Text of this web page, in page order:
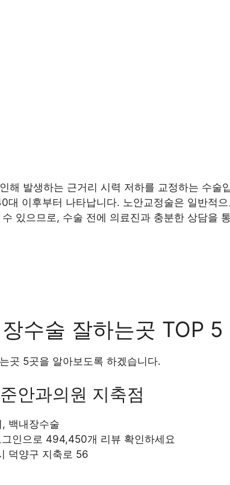
해 발생하는 근거리 시력 저하를 교정하는 수
대 이후부터 나타납니다. 노안교정술은 일반적
있으므로, 수술 전에 의료진과 충분한 상담을
수술 잘하는곳 TOP 5
곳 5곳을 알아보도록 하겠습니다.
안과의원 지축점
백내장수술
인으로 494,450개 리뷰 확인하세요
덕양구 지축로 56